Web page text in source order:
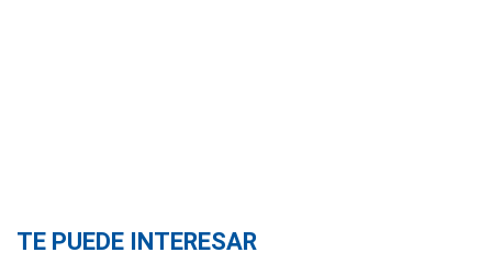
TE PUEDE INTERESAR